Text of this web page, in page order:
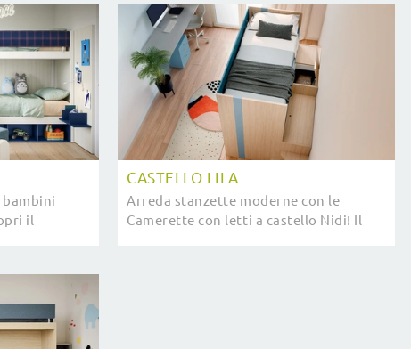
bambini
il
CASTELLO LILA
Arreda stanzette moderne con le
Camerette con letti a castello Nidi! Il